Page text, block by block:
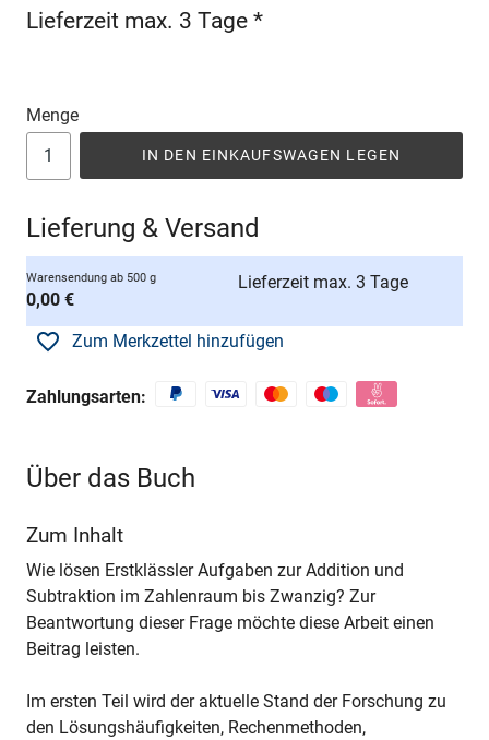
Lieferzeit max. 3 Tage *
Menge
IN DEN EINKAUFSWAGEN LEGEN
Lieferung & Versand
Warensendung ab 500 g
0,00 €
Lieferzeit max. 3 Tage
Zum Merkzettel hinzufügen
Zahlungsarten:
Über das Buch
Zum Inhalt
Wie lösen Erstklässler Aufgaben zur Addition und
Subtraktion im Zahlenraum bis Zwanzig? Zur
Beantwortung dieser Frage möchte diese Arbeit einen
Beitrag leisten.
Im ersten Teil wird der aktuelle Stand der Forschung zu
den Lösungshäufigkeiten, Rechenmethoden,